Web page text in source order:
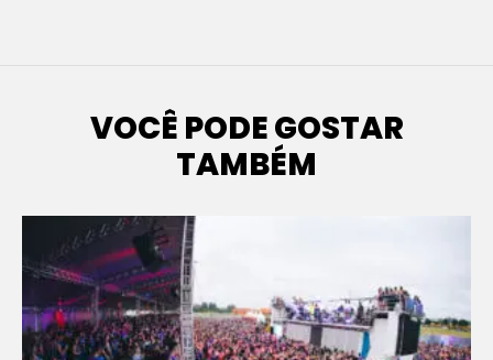
VOCÊ PODE GOSTAR
TAMBÉM